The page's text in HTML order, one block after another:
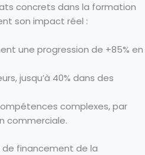
concrets dans la formation
son impact réel :
une progression de +85% en
jusqu’à 40% dans des
complexes, par
commerciale.
de financement de la